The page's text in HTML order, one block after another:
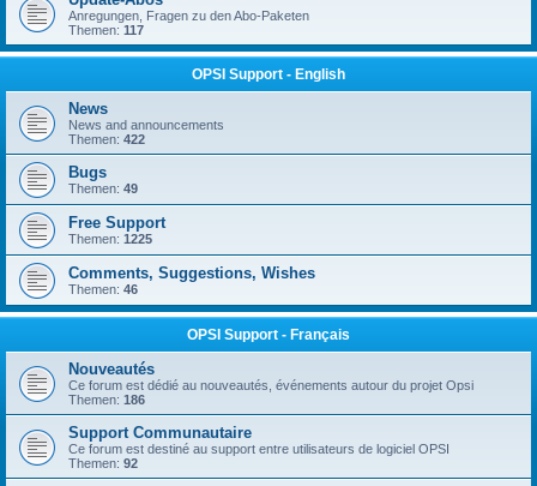
Anregungen, Fragen zu den Abo-Paketen
Themen: 117
OPSI Support - English
News
News and announcements
Themen: 422
Bugs
Themen: 49
Free Support
Themen: 1225
Comments, Suggestions, Wishes
Themen: 46
OPSI Support - Français
Nouveautés
Ce forum est dédié au nouveautés, événements autour du projet Opsi
Themen: 186
Support Communautaire
Ce forum est destiné au support entre utilisateurs de logiciel OPSI
Themen: 92